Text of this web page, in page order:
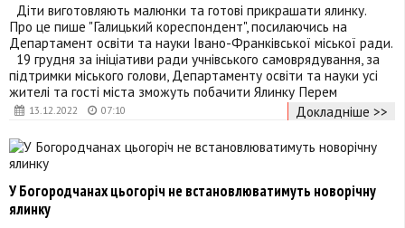
13.12.2022 07:10
Діти виготовляють малюнки та готові прикрашати ялинку.
Про це пише "Галицький кореспондент", посилаючись на
Департамент освіти та науки Івано-Франківської міської ради.
19 грудня за ініціативи ради учнівського самоврядування, за
підтримки міського голови, Департаменту освіти та науки усі
жителі та гості міста зможуть побачити Ялинку Перем
Докладніше >>
У Богородчанах цьогоріч не встановлюватимуть новорічну
ялинку